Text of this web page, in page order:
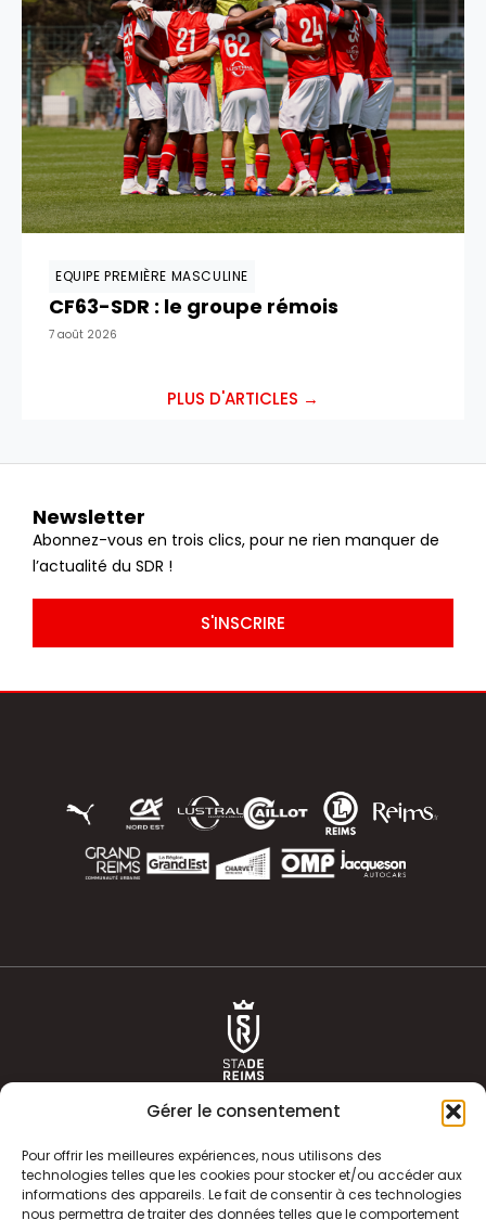
Gérer le consentement
Pour offrir les meilleures expériences, nous utilisons des
technologies telles que les cookies pour stocker et/ou accéder aux
informations des appareils. Le fait de consentir à ces technologies
nous permettra de traiter des données telles que le comportement
EQUIPE PREMIÈRE MASCULINE
CF63-SDR : le groupe rémois
7 août 2026
PLUS D'ARTICLES →
Newsletter
Abonnez-vous en trois clics, pour ne rien manquer de
l’actualité du SDR !
S'INSCRIRE
ACTUALITÉS HISTOIRE